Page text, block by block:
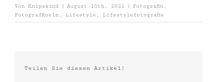
Von Knipskind | August 10th, 2021 | Fotografin
FotografKoeln
Lifestyle Lifestylefotografie
Teilen Sie diesen Artikel!